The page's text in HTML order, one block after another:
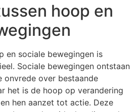
hoop en
en sociale bewegingen is
Sociale bewegingen ontstaan
onvrede over bestaande
het is de hoop op verandering
hen aanzet tot actie. Deze